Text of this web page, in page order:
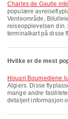
Charles de Gaulle
populære
Venteområde,
reiseopplevelsen din.
terminalkart på disse
Hvilke er de mest
Houari Boumediene
Algiers. Disse
mange andre
detaljert informasjon